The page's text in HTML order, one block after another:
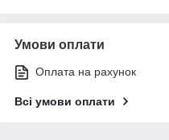
Умови оплати
Оплата на рахунок
Всі умови оплати